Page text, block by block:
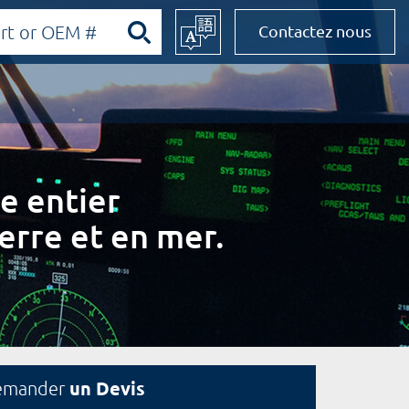
Contactez nous
entier
et en mer.
un Devis